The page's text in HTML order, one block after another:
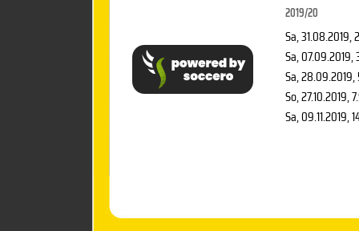
2019/20
Sa, 31.08.2019,
Sa, 07.09.2019,
Sa, 28.09.2019,
So, 27.10.2019,
Sa, 09.11.2019,